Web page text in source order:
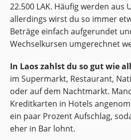
22.500 LAK. Häufig werden aus
allerdings wirst du so immer
Beträge einfach aufgerundet
Wechselkursen umgerechnet
In Laos zahlst du so gut wie
im Supermarkt, Restaurant,
oder auf dem Nachtmarkt.
Kreditkarten in Hotels
ein paar Prozent Aufschlag,
eher in Bar lohnt.